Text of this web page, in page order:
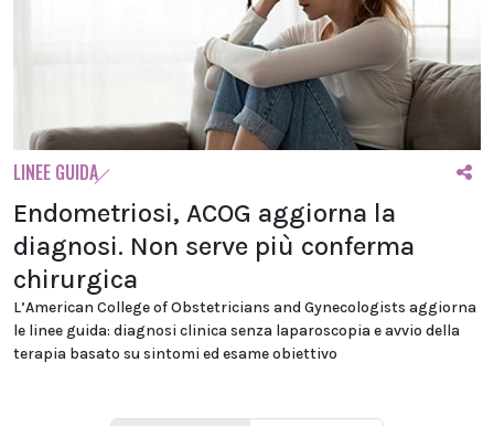
LINEE GUIDA
Endometriosi, ACOG aggiorna la
diagnosi. Non serve più conferma
chirurgica
L’American College of Obstetricians and Gynecologists aggiorna
le linee guida: diagnosi clinica senza laparoscopia e avvio della
terapia basato su sintomi ed esame obiettivo